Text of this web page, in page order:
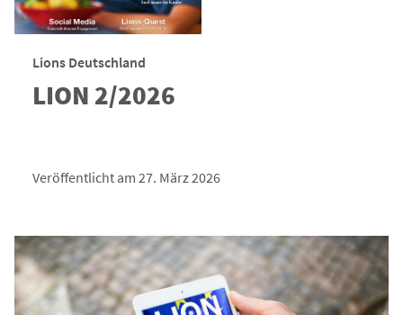
Lions Deutschland
LION 2/2026
Veröffentlicht am 27. März 2026